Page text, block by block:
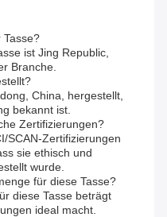
Tasse?
ist Jing Republic,
Branche.
China, hergestellt,
bekannt ist.
Zertifizierungen?
SCAN-Zertifizierungen
sie ethisch und
wurde.
für diese Tasse?
diese Tasse beträgt
ideal macht.